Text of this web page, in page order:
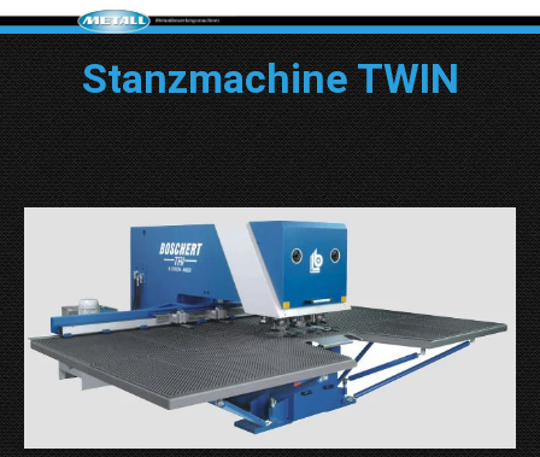
Stanzmachine TWIN